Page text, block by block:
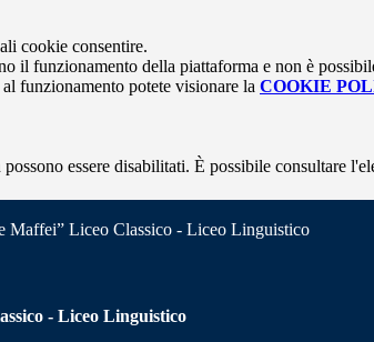
cookie consentire.
il funzionamento della piattaforma e non è
funzionamento potete visionare la COOKIE
essere disabilitati. È possibile consultare
Maffei” Liceo Classico - Liceo Linguistico
- Liceo Linguistico